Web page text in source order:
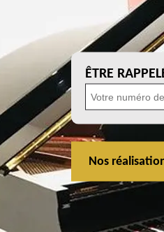
ÊTRE
Nos